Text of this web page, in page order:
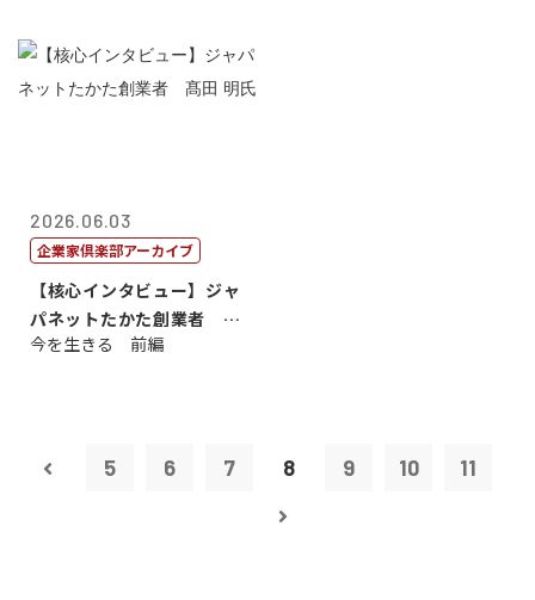
2026.06.03
企業家倶楽部アーカイブ
【核心インタビュー】ジャ
パネットたかた創業者 髙
田 明氏
今を生きる 前編
5 6 7 8 9 10 11